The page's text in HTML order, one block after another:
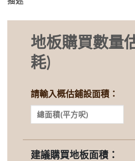
地板購買數量
耗)
請輸入概估鋪設面積：
建議購買地板面積：